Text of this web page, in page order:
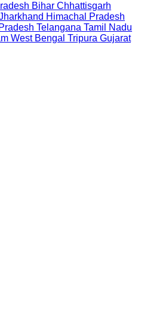
Bihar Chhattisgarh
Himachal Pradesh
Telangana Tamil Nadu
West Bengal Tripura Gujarat